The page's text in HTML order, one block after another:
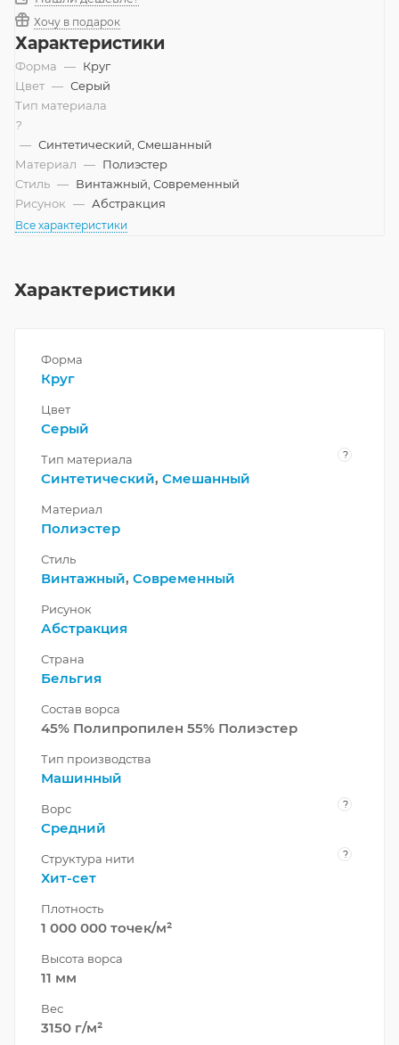
Хочу в подарок
Характеристики
Форма — Круг
Цвет — Серый
Тип материала
?
— Синтетический, Смешанный
Материал — Полиэстер
Стиль — Винтажный, Современный
Рисунок — Абстракция
Все характеристики
Характеристики
Форма
Круг
Цвет
Серый
Тип материала ?
Синтетический, Смешанный
Материал
Полиэстер
Стиль
Винтажный, Современный
Рисунок
Абстракция
Страна
Бельгия
Состав ворса
45% Полипропилен 55% Полиэстер
Тип производства
Машинный
Ворс ?
Средний
Структура нити ?
Хит-сет
Плотность
1 000 000 точек/м²
Высота ворса
11 мм
Вес
3150 г/м²